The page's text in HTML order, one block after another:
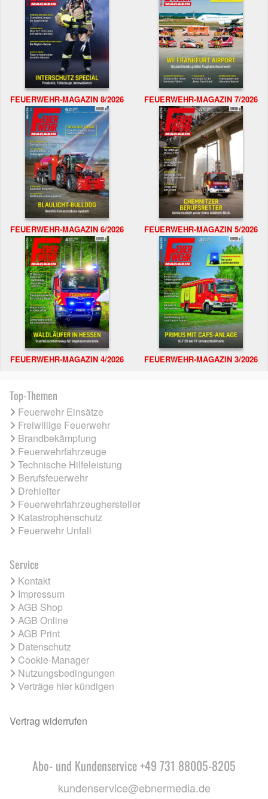
FEUERWEHR-MAGAZIN 8/2026 FEUERWEHR-MAGAZIN 7/2026
FEUERWEHR-MAGAZIN 6/2026 FEUERWEHR-MAGAZIN 5/2026
FEUERWEHR-MAGAZIN 4/2026 FEUERWEHR-MAGAZIN 3/2026
Top-Themen
Feuerwehr Einsätze
Freiwillige Feuerwehr
Brandbekämpfung
Feuerwehrfahrzeuge
Technische Hilfeleistung
Berufsfeuerwehr
Drehleiter
Feuerwehrfahrzeughersteller
Katastrophenschutz
Feuerwehr Unfall
Service
Kontakt
Impressum
AGB Shop
AGB Online
AGB Print
Datenschutz
Cookie-Manager
Nutzungsbedingungen
Verträge hier kündigen
Vertrag widerrufen
Abo- und Kundenservice +49 731 88005-8205
kundenservice@ebnermedia.de